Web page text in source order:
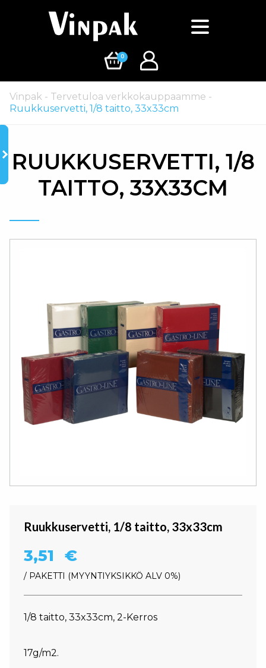
0
Vinpak - Tervetuloa verkkokauppaamme -
Ruukkuservetti, 1/8 taitto, 33x33cm
RUUKKUSERVETTI, 1/8
TAITTO, 33X33CM
Ruukkuservetti, 1/8 taitto, 33x33cm
3,51 €
/ PAKETTI MYYNTIYKSIKKÖ ALV 0%
1/8 taitto, 33x33cm, 2-Kerros
17g/m2.